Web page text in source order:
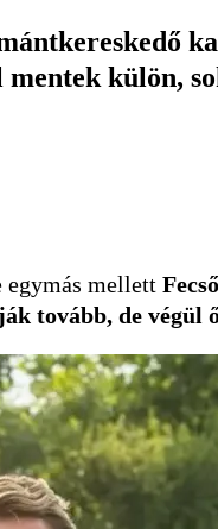
külön,
egymás mellett
tovább, de végül